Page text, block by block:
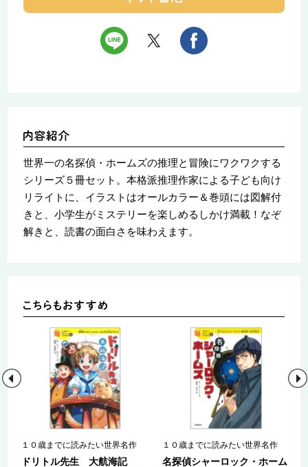
世界一の名探偵・ホームズの推理と冒険にワクワクする
シリーズ５冊セット。本格派推理作家による子ども向け
リライトに、イラストはオールカラー＆巻頭には図解付
きと、小学生がミステリーを楽しめるしかけ満載！なぞ
解きと、読書の面白さを味わえます。
１０歳までに読みたい世界名作
ドリトル先生 大航海記
１０歳までに読みたい世界名作
名探偵シャーロック・ホーム